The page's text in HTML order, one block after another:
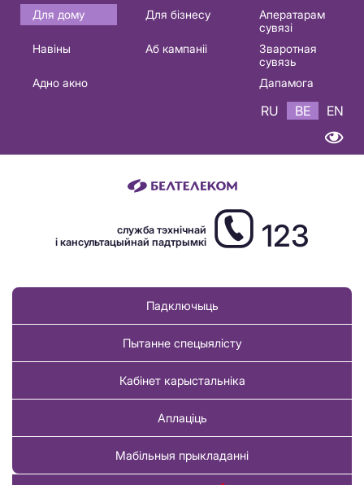
Основная
навигация
Для дому Для бізнесу
Аператарам
сувязі
Навіны
Аб кампаніі
Зваротная
сувязь
Адно акно
Дапамога
RU BE EN
служба тэхнічнай
і кансультацыйнай падтрымкі
123
Падключыць
Пытанне спецыялісту
Кабінет карыстальніка
Аплаціць
Мабільныя прыкладанні